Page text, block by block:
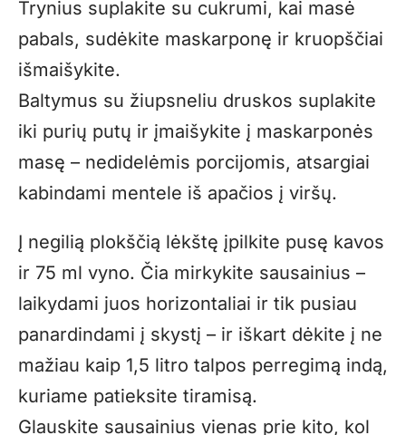
Trynius suplakite su cukrumi, kai masė
pabals, sudėkite maskarponę ir kruopščiai
išmaišykite.
Baltymus su žiupsneliu druskos suplakite
iki purių putų ir įmaišykite į maskarponės
masę – nedidelėmis porcijomis, atsargiai
kabindami mentele iš apačios į viršų.
Į negilią plokščią lėkštę įpilkite pusę kavos
ir 75 ml vyno. Čia mirkykite sausainius –
laikydami juos horizontaliai ir tik pusiau
panardindami į skystį – ir iškart dėkite į ne
mažiau kaip 1,5 litro talpos perregimą indą,
kuriame patieksite tiramisą.
Glauskite sausainius vienas prie kito, kol